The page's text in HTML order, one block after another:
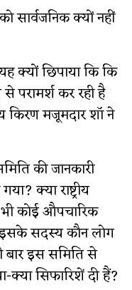
सार्वजनिक क्यों नहीं
क्यों छिपाया कि कि
परामर्श कर रही है
मजूमदार शॉ ने
की जानकारी
क्या राष्ट्रीय
कोई औपचारिक
इसके सदस्य कौन लोग
इस समिति से
क्या सिफारिशें दी हैं?